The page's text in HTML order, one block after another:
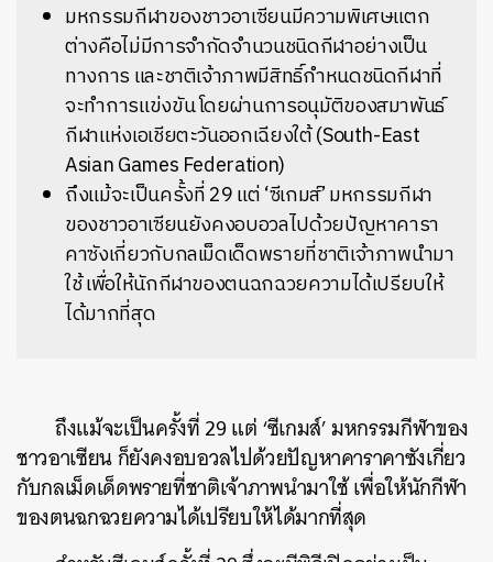
มหกรรมกีฬาของชาวอาเซียนมีความพิเศษแตก
ต่างคือไม่มีการจำกัดจำนวนชนิดกีฬาอย่างเป็น
ทางการ และชาติเจ้าภาพมีสิทธิ์กำหนดชนิดกีฬาที่
จะทำการแข่งขัน โดยผ่านการอนุมัติของสมาพันธ์
กีฬาแห่งเอเชียตะวันออกเฉียงใต้ (South-East
Asian Games Federation)
ถึงแม้จะเป็นครั้งที่ 29 แต่ ‘ซีเกมส์’ มหกรรมกีฬา
ของชาวอาเซียนยังคงอบอวลไปด้วยปัญหาคารา
คาซังเกี่ยวกับกลเม็ดเด็ดพรายที่ชาติเจ้าภาพนำมา
ใช้ เพื่อให้นักกีฬาของตนฉกฉวยความได้เปรียบให้
ได้มากที่สุด
ถึงแม้จะเป็นครั้งที่ 29 แต่ ‘ซีเกมส์’ มหกรรมกีฬาของ
ชาวอาเซียน ก็ยังคงอบอวลไปด้วยปัญหาคาราคาซังเกี่ยว
กับกลเม็ดเด็ดพรายที่ชาติเจ้าภาพนำมาใช้ เพื่อให้นักกีฬา
ของตนฉกฉวยความได้เปรียบให้ได้มากที่สุด